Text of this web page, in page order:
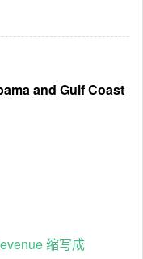
and Gulf Coast
缩写成